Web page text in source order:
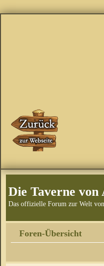
Die Taverne von
Das offizielle Forum zur Welt
Foren-Übersicht